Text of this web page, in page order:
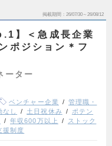
掲載期間 26/07/30～26/08/12
】＜急成長企業
ポジション＊フ
ーター
ベンチャー企業
管理職・
なし 土日祝休み
ポテン
年収600万以上
ストック
援制度